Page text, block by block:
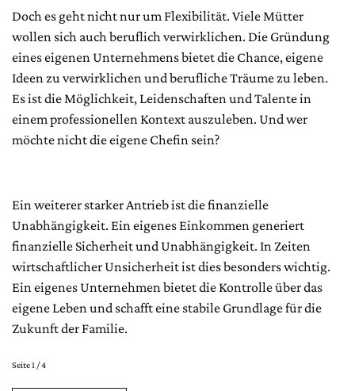
Doch es geht nicht nur um Flexibilität. Viele Mütter
wollen sich auch beruflich verwirklichen. Die Gründung
eines eigenen Unternehmens bietet die Chance, eigene
Ideen zu verwirklichen und berufliche Träume zu leben.
Es ist die Möglichkeit, Leidenschaften und Talente in
einem professionellen Kontext auszuleben. Und wer
möchte nicht die eigene Chefin sein?
Ein weiterer starker Antrieb ist die finanzielle
Unabhängigkeit. Ein eigenes Einkommen generiert
finanzielle Sicherheit und Unabhängigkeit. In Zeiten
wirtschaftlicher Unsicherheit ist dies besonders wichtig.
Ein eigenes Unternehmen bietet die Kontrolle über das
eigene Leben und schafft eine stabile Grundlage für die
Zukunft der Familie.
Seite 1 / 4